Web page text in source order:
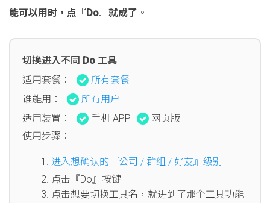
能可以用时，点『Do』就成了 。
切换进入不同 Do 工具
适用套餐：
所有套餐
谁能用：
所有用户
适用装置：
手机 APP
网页版
使用步骤：
进入想确认的『公司 / 群组 / 好友』级别
点击『Do』按键
点击想要切换工具名，就进到了那个工具功能